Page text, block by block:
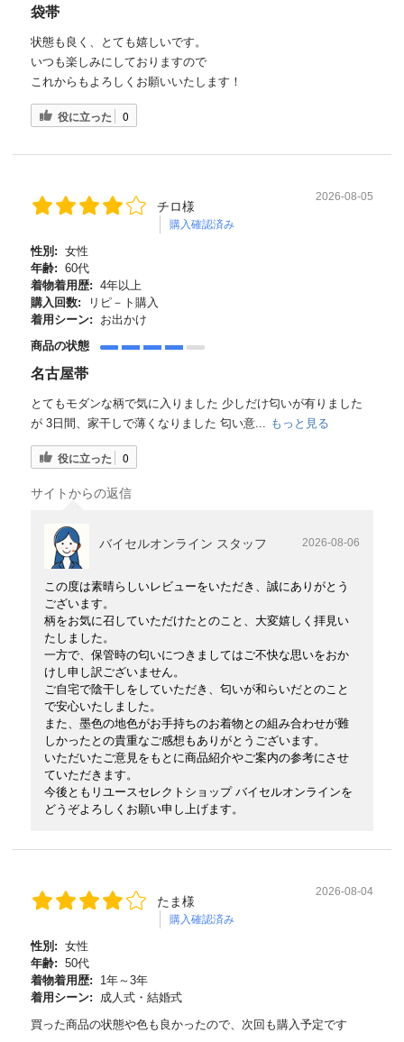
袋帯
状態も良く、とても嬉しいです。
いつも楽しみにしておりますので
これからもよろしくお願いいたします！
役に立った 0
チロ様
購入確認済み
2026-08-05
性別: 女性
年齢: 60代
着物着用歴: 4年以上
購入回数:
リピ－ト購入
着用シーン:
お出かけ
商品の状態
名古屋帯
とてもモダンな柄で気に入りました 少しだけ匂いが有りました
が 3日間、家干しで薄くなりました 匂い意... もっと見る
役に立った 0
サイトからの返信
バイセルオンライン スタッフ 2026-08-06
この度は素晴らしいレビューをいただき、誠にありがとう
ございます。
柄をお気に召していただけたとのこと、大変嬉しく拝見い
たしました。
一方で、保管時の匂いにつきましてはご不快な思いをおか
けし申し訳ございません。
ご自宅で陰干しをしていただき、匂いが和らいだとのこと
で安心いたしました。
また、墨色の地色がお手持ちのお着物との組み合わせが難
しかったとの貴重なご感想もありがとうございます。
いただいたご意見をもとに商品紹介やご案内の参考にさせ
ていただきます。
今後ともリユースセレクトショップ バイセルオンラインを
どうぞよろしくお願い申し上げます。
たま様
購入確認済み
2026-08-04
性別: 女性
年齢: 50代
着物着用歴:
1年～3年
着用シーン:
成人式・結婚式
買った商品の状態や色も良かったので、次回も購入予定です